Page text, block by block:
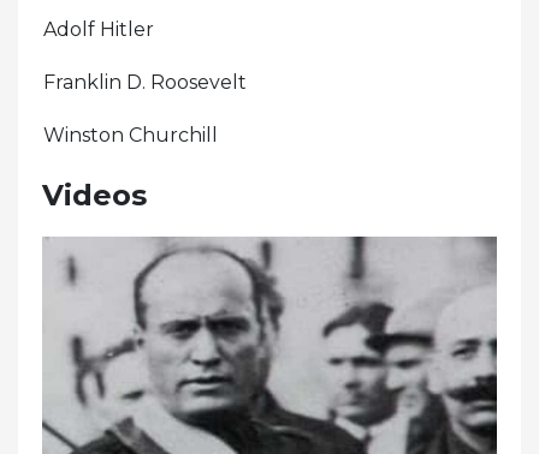
Adolf Hitler
Franklin D. Roosevelt
Winston Churchill
Videos